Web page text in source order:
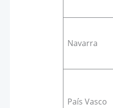
Navarra
País Vasco